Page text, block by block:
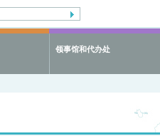
领事馆和代办处